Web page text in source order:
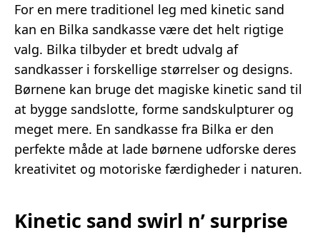
For en mere traditionel leg med kinetic sand
kan en Bilka sandkasse være det helt rigtige
valg. Bilka tilbyder et bredt udvalg af
sandkasser i forskellige størrelser og designs.
Børnene kan bruge det magiske kinetic sand til
at bygge sandslotte, forme sandskulpturer og
meget mere. En sandkasse fra Bilka er den
perfekte måde at lade børnene udforske deres
kreativitet og motoriske færdigheder i naturen.
Kinetic sand swirl n’ surprise